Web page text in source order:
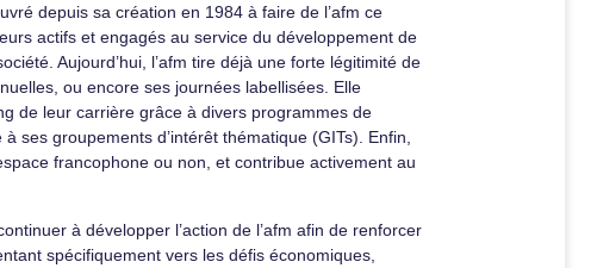
depuis sa création en 1984 à faire de l’afm ce
actifs et engagés au service du développement de
Aujourd’hui, l’afm tire déjà une forte légitimité de
ou encore ses journées labellisées. Elle
de leur carrière grâce à divers programmes de
ses groupements d’intérêt thématique (GITs). Enfin,
francophone ou non, et contribue activement au
à développer l’action de l’afm afin de renforcer
spécifiquement vers les défis économiques,